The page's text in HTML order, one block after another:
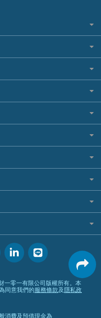
零一有限公司版權所有。本
同意我們的服務條款及隱私政
消費及預借現金為